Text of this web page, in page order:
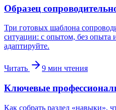
Образец
Три готовых шаблона
ситуации: с опытом, без опыта
адаптируйте.
Читать 9 мин чтения
Ключевые
Как собрать раздел «навыки»,